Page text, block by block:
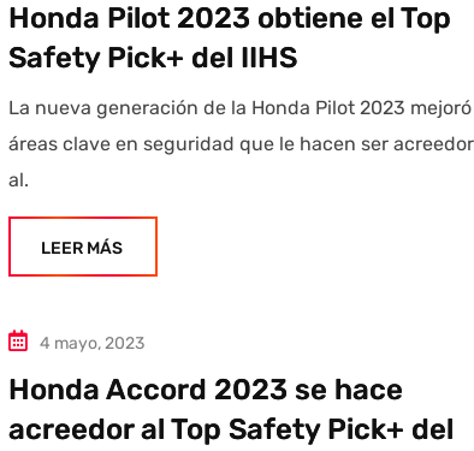
Honda Pilot 2023 obtiene el Top
Safety Pick+ del IIHS
La nueva generación de la Honda Pilot 2023
áreas clave en seguridad que le hacen ser
al.
LEER MÁS
4 mayo, 2023
Honda Accord 2023 se hace
acreedor al Top Safety Pick+ del